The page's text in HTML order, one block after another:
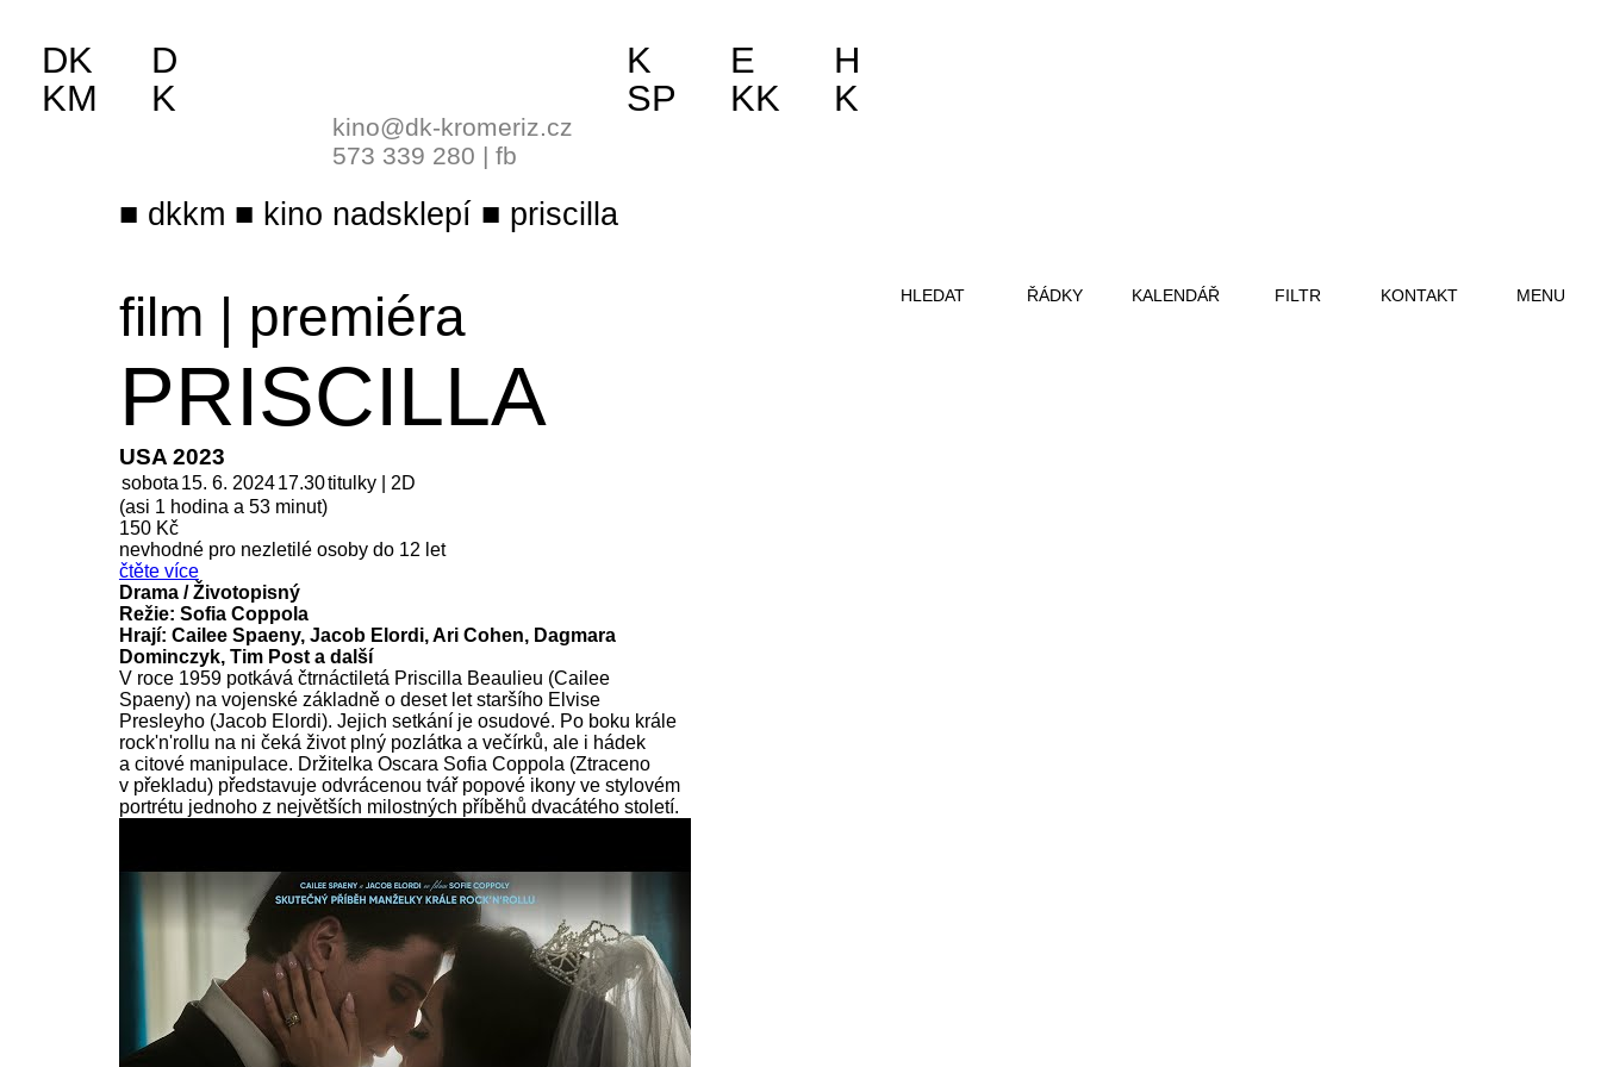
dkkm kino nadsklepí priscilla
film | premiéra
PRISCILLA
USA 2023
sobota 15. 6. 202417.30titulky | 2D
(asi 1 hodina a 53 minut)
150 Kč
nevhodné pro nezletilé osoby do 12 let
čtěte více
Drama / Životopisný
Režie: Sofia Coppola
Hrají: Cailee Spaeny, Jacob Elordi, Ari Cohen, Dagmara
Dominczyk, Tim Post a další
V roce 1959 potkává čtrnáctiletá Priscilla Beaulieu (Cailee
Spaeny) na vojenské základně o deset let staršího Elvise
Presleyho (Jacob Elordi). Jejich setkání je osudové. Po boku krále
rock'n'rollu na ni čeká život plný pozlátka a večírků, ale i hádek
a citové manipulace. Držitelka Oscara Sofia Coppola (Ztraceno
v překladu) představuje odvrácenou tvář popové ikony ve stylovém
portrétu jednoho z největších milostných příběhů dvacátého století.
DK
KM
D
K
kino@dk-kromeriz.cz
573 339 280 | fb
K
SP
E
KK
H
K
HLEDAT ŘÁDKY KALENDÁŘ FILTR KONTAKT MENU